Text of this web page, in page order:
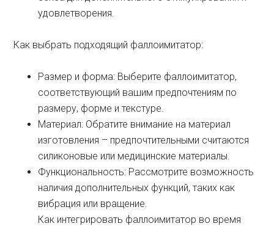
удовлетворения.
Как выбрать подходящий фаллоимитатор:
Размер и форма: Выберите фаллоимитатор,
соответствующий вашим предпочтениям по
размеру, форме и текстуре.
Материал: Обратите внимание на материал
изготовления – предпочтительными считаются
силиконовые или медицинские материалы.
Функциональность: Рассмотрите возможность
наличия дополнительных функций, таких как
вибрация или вращение.
Как интегрировать фаллоимитатор во время